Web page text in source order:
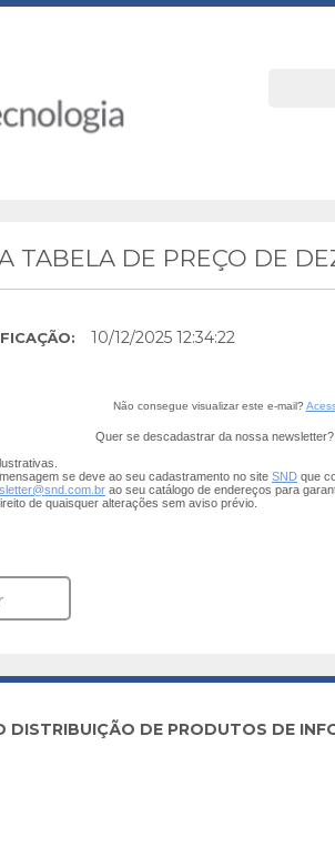
TABELA DE PREÇO DE
10/12/2025 12:34:22
Não consegue visualizar este e-mail?
Quer se descadastrar da nossa
se deve ao seu cadastramento no site SND que
ao seu catálogo de endereços para
de quaisquer alterações sem aviso prévio.
DISTRIBUIÇÃO DE PRODUTOS DE